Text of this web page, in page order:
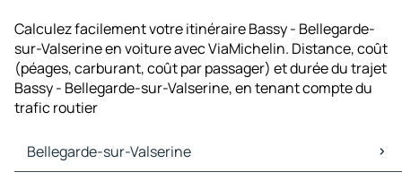
Calculez facilement votre itinéraire Bassy - Bellegarde-
sur-Valserine en voiture avec ViaMichelin. Distance, coût
(péages, carburant, coût par passager) et durée du trajet
Bassy - Bellegarde-sur-Valserine, en tenant compte du
trafic routier
Bellegarde-sur-Valserine